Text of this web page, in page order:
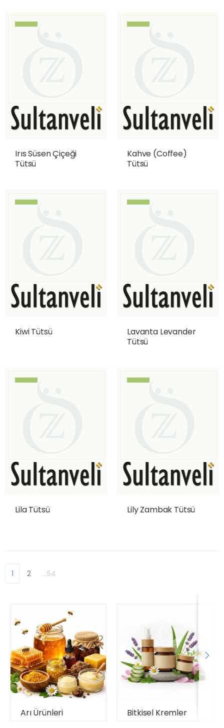
Irıs Süsen Çiçeği
Tütsü
Kahve (Coffee)
Tütsü
Kiwi Tütsü
Lavanta Levander
Tütsü
Lila Tütsü Lily Zambak Tütsü
1 2 ..:54
Arı Ürünleri Bitkisel Kremler